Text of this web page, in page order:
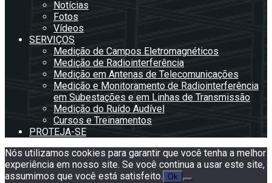
Notícias
Fotos
Vídeos
SERVIÇOS
Medição de Campos Eletromagnéticos
Medição de Radiointerferência
Medição em Antenas de Telecomunicações
Medição e Monitoramento de Radiointerferência
em Subestações e em Linhas de Transmissão
Medição do Ruído Audível
Cursos e Treinamentos
PROTEJA-SE
Nós utilizamos cookies para garantir que você tenha a melhor
experiência em nosso site. Se você continua a usar este site,
assumimos que você está satisfeito. Ok